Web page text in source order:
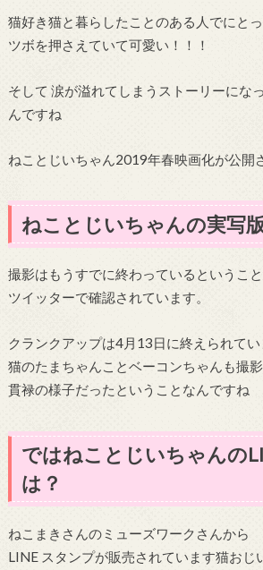
猫好き猫と暮らしたことのある人でにと
ツボを押さえていて可愛い！！！
そして 涙が溢れてしまうストーリーにな
んですね
ねことじいちゃん2019年春映画化が公開
ねことじいちゃんの実写
撮影はもうすでに終わっているというこ
ツイッターで確認されています。
クランクアップは4月13日に終えられてい
猫のたまちゃんことベーコンちゃんも撮
貫禄の様子だったということなんですね
ではねことじいちゃんの
は？
ねこまきさんのミューズワークさんから
LINE スタンプが販売されています猫おじ